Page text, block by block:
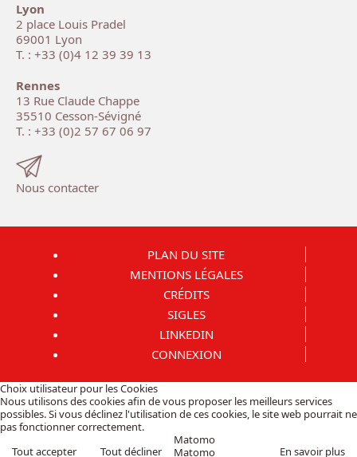
Lyon
2 place Louis Pradel
69001 Lyon
T. : +33 (0)4 12 39 39 13
Rennes
13 Rue Claude Chappe
35510 Cesson-Sévigné
T. : +33 (0)2 57 67 06 97
Nous contacter
PLAN DU SITE
MENTIONS LÉGALES
CRÉDITS
SIGLES
LINKEDIN
CONNEXION
Choix utilisateur pour les Cookies
Nous utilisons des cookies afin de vous proposer les meilleurs services
possibles. Si vous déclinez l'utilisation de ces cookies, le site web pourrait ne
pas fonctionner correctement.
Tout accepter
Tout décliner En savoir plus
Matomo
Matomo